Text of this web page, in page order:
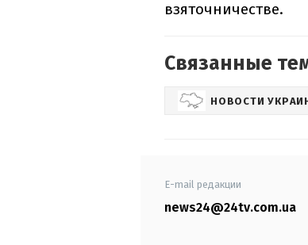
взяточничестве.
Связанные
НОВОСТИ
E-mail редакции
news24@24tv.com.ua